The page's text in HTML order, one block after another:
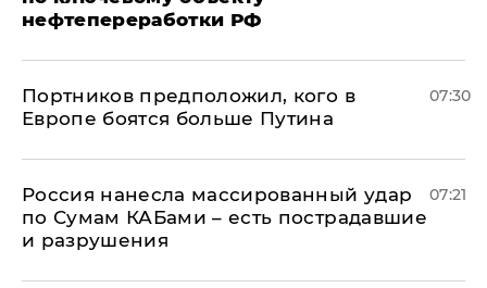
нефтепереработки РФ
Портников предположил, кого в
Европе боятся больше Путина
07:30
Россия нанесла массированный удар
по Сумам КАБами – есть пострадавшие
и разрушения
07:21